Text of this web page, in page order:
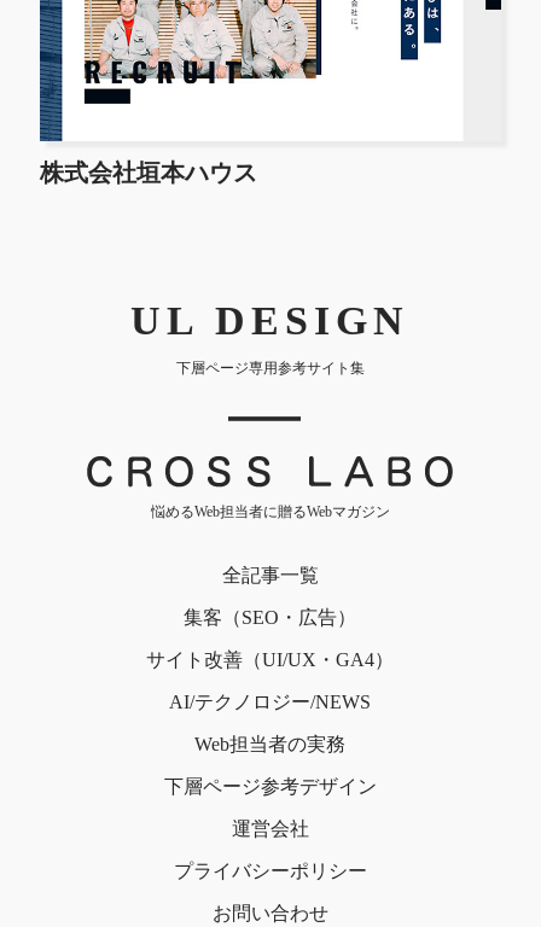
株式会社垣本ハウス
UL DESIGN
下層ページ専用参考サイト集
｜
悩めるWeb担当者に贈るWebマガジン
全記事一覧
集客（SEO・広告）
サイト改善（UI/UX・GA4）
AI/テクノロジー/NEWS
Web担当者の実務
下層ページ参考デザイン
運営会社
プライバシーポリシー
お問い合わせ